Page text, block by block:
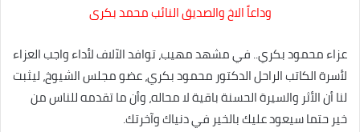
وداعاً الاخ والصديق النائب محمد بكرى
عزاء محمود بكري.. في مشهد مهيب، توافد الآلاف لأداء واجب العزاء
لأسرة الكاتب الراحل الدكتور محمود بكري، عضو مجلس الشيوخ، ليثبت
لنا أن الأثر والسيرة الحسنة باقية لا محاله، وأن ما تقدمه للناس من
خير حتما سيعود عليك بالخير في دنياك وآخرتك.